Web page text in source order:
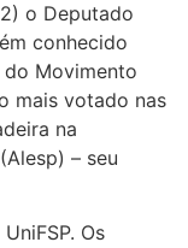
o Deputado
conhecido
do Movimento
mais votado nas
na
– seu
Os